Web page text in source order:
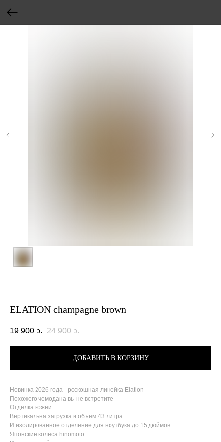
ELATION champagne brown
19 900 р. 24 900 р.
ДОБАВИТЬ В КОРЗИНУ
Новинка 2026 года - роскошная линейка Elation
Похожего чемодана вы не встретите
Отделка кожей
Вертикальна загрузка и объем 43 литра
И изолированное отделение для ноутбука до 15 дюймов
Японские колеса hinomoto